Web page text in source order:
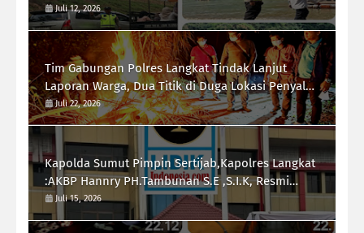
Keselamatan
Juli 12, 2026
Tim Gabungan Polres Langkat Tindak Lanjut
Laporan Warga, Dua Titik di Duga Lokasi Penyalah
Gunaan Narkoba di Desa Bubun di Musnahkan
Juli 22, 2026
Kapolda Sumut Pimpin Sertijab,Kapolres Langkat
:AKBP Hannry PH.Tambunan S.E ,S.I.K, Resmi
Menjabat
Juli 15, 2026